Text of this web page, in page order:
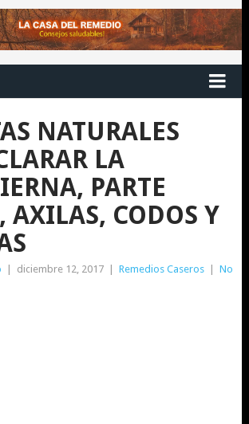
NATURALES
LA
PARTE
AXILAS, CODOS Y
diciembre 12, 2017 Remedios Caseros
No